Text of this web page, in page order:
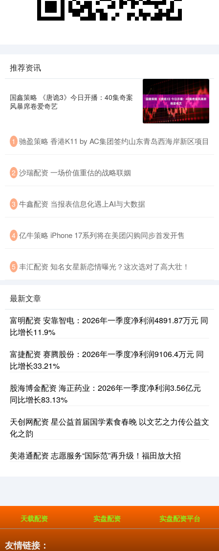
推荐资讯
国鑫策略 《唐诡3》今日开播：40集奇案
风暴席卷爱奇艺
1 驰盈策略 香港K11 by AC集团签约山东青岛西海岸新区项目
2 沙瑞配资 一场价值重估的战略联姻
3 牛鑫配资 当报表信息化遇上AI与大数据
4 亿牛策略 iPhone 17系列将在美团闪购同步首发开售
5 丰汇配资 知名女星新恋情曝光？这次选对了高大壮！
最新文章
富明配资 安靠智电：2026年一季度净利润4891.87万元 同
比增长11.9%
富捷配资 赛腾股份：2026年一季度净利润9106.4万元 同
比增长33.21%
股海博金配资 海正药业：2026年一季度净利润3.56亿元
同比增长83.13%
天创网配资 星公益首届国学素食春晚 以文艺之力传公益文
化之韵
美港通配资 志愿服务“国际范”再升级！福田放大招
天载配资 实盘配资 实盘配资平台
友情链接：